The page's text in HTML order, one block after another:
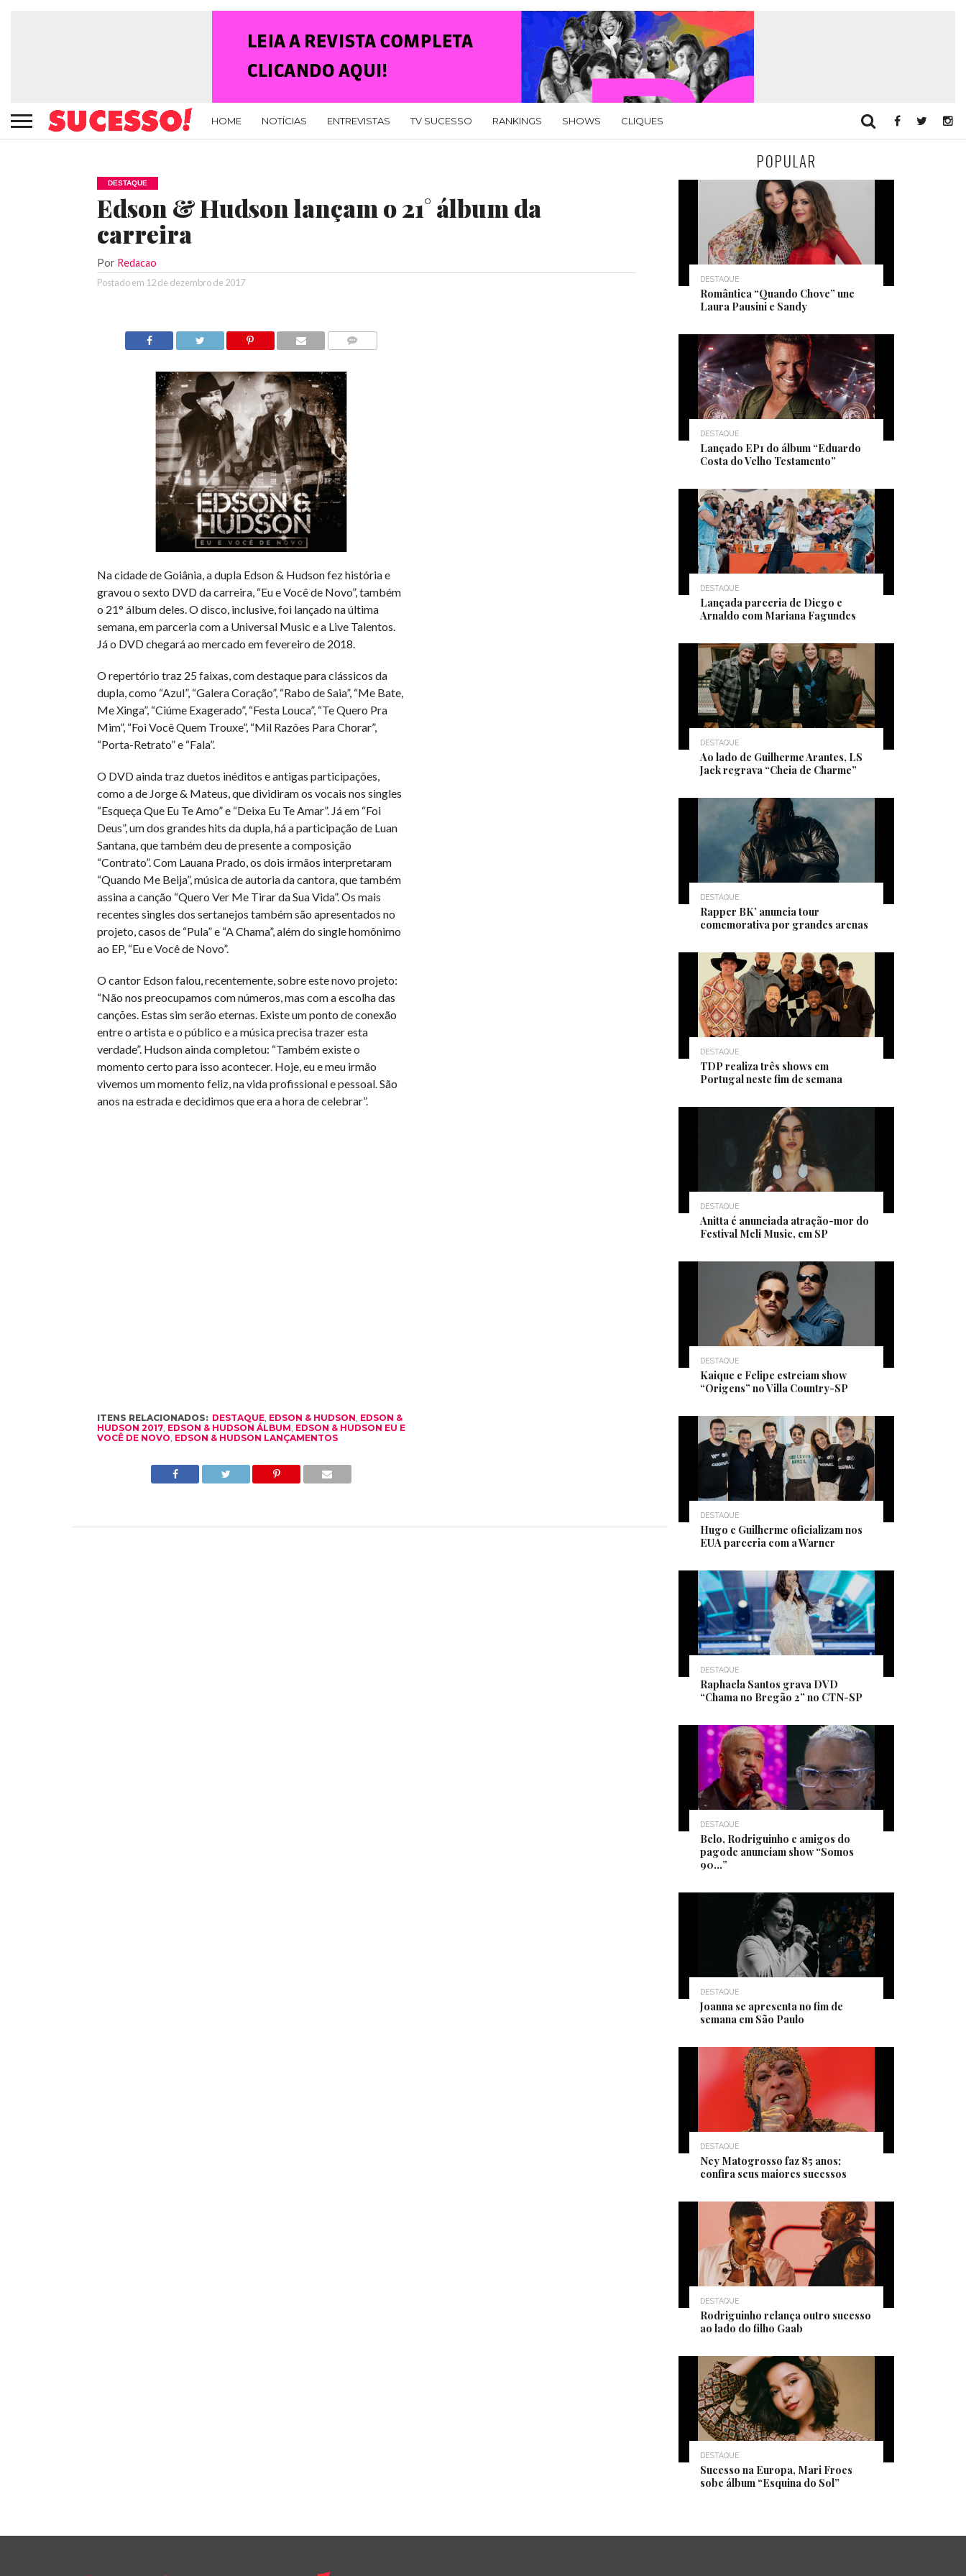
HOME NOTÍCIAS ENTREVISTAS TV SUCESSO RANKINGS SHOWS CLIQUES
DESTAQUE
Edson & Hudson lançam o 21° álbum da
carreira
Por Redacao
Postado em 12 de dezembro de 2017
Na cidade de Goiânia, a dupla Edson & Hudson fez história e
gravou o sexto DVD da carreira, “Eu e Você de Novo”, também
o 21° álbum deles. O disco, inclusive, foi lançado na última
semana, em parceria com a Universal Music e a Live Talentos.
Já o DVD chegará ao mercado em fevereiro de 2018.
O repertório traz 25 faixas, com destaque para clássicos da
dupla, como “Azul”, “Galera Coração”, “Rabo de Saia”, “Me Bate,
Me Xinga”, “Ciúme Exagerado”, “Festa Louca”, “Te Quero Pra
Mim”, “Foi Você Quem Trouxe”, “Mil Razões Para Chorar”,
“Porta-Retrato” e “Fala”.
O DVD ainda traz duetos inéditos e antigas participações,
como a de Jorge & Mateus, que dividiram os vocais nos singles
“Esqueça Que Eu Te Amo” e “Deixa Eu Te Amar”. Já em “Foi
Deus”, um dos grandes hits da dupla, há a participação de Luan
Santana, que também deu de presente a composição
“Contrato”. Com Lauana Prado, os dois irmãos interpretaram
“Quando Me Beija”, música de autoria da cantora, que também
assina a canção “Quero Ver Me Tirar da Sua Vida”. Os mais
recentes singles dos sertanejos também são apresentados no
projeto, casos de “Pula” e “A Chama”, além do single homônimo
ao EP, “Eu e Você de Novo”.
O cantor Edson falou, recentemente, sobre este novo projeto:
“Não nos preocupamos com números, mas com a escolha das
canções. Estas sim serão eternas. Existe um ponto de conexão
entre o artista e o público e a música precisa trazer esta
verdade”. Hudson ainda completou: “Também existe o
momento certo para isso acontecer. Hoje, eu e meu irmão
vivemos um momento feliz, na vida profissional e pessoal. São
anos na estrada e decidimos que era a hora de celebrar”.
ITENS RELACIONADOS: DESTAQUE, EDSON & HUDSON EDSON &
HUDSON 2017, EDSON & HUDSON ÁLBUM EDSON & HUDSON EU E
VOCÊ DE NOVO EDSON & HUDSON LANÇAMENTOS
POPULAR
DESTAQUE
Romântica “Quando Chove” une
Laura Pausini e Sandy
DESTAQUE
Lançado EP1 do álbum “Eduardo
Costa do Velho Testamento”
DESTAQUE
Lançada parceria de Diego e
Arnaldo com Mariana Fagundes
DESTAQUE
Ao lado de Guilherme Arantes, LS
Jack regrava “Cheia de Charme”
DESTAQUE
Rapper BK’ anuncia tour
comemorativa por grandes arenas
DESTAQUE
TDP realiza três shows em
Portugal neste fim de semana
DESTAQUE
Anitta é anunciada atração-mor do
Festival Meli Music, em SP
DESTAQUE
Kaique e Felipe estreiam show
“Origens” no Villa Country-SP
DESTAQUE
Hugo e Guilherme oficializam nos
EUA parceria com a Warner
DESTAQUE
Raphaela Santos grava DVD
“Chama no Bregão 2” no CTN-SP
DESTAQUE
Belo, Rodriguinho e amigos do
pagode anunciam show “Somos
90…”
DESTAQUE
Joanna se apresenta no fim de
semana em São Paulo
DESTAQUE
Ney Matogrosso faz 85 anos;
confira seus maiores sucessos
DESTAQUE
Rodriguinho relança outro sucesso
ao lado do filho Gaab
DESTAQUE
Sucesso na Europa, Mari Froes
sobe álbum “Esquina do Sol”